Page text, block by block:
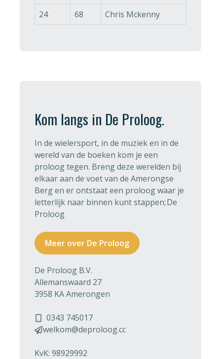
24
68 Chris Mckenny
Kom langs in De Proloog.
In de wielersport, in de muziek en in de
wereld van de boeken kom je een
proloog tegen. Breng deze werelden bij
elkaar aan de voet van de Amerongse
Berg en er ontstaat een proloog waar je
letterlijk naar binnen kunt stappen; De
Proloog
Meer over De Proloog
De Proloog B.V.
Allemanswaard 27
3958 KA Amerongen
0343 745017
welkom@deproloog.cc
KvK: 98929992